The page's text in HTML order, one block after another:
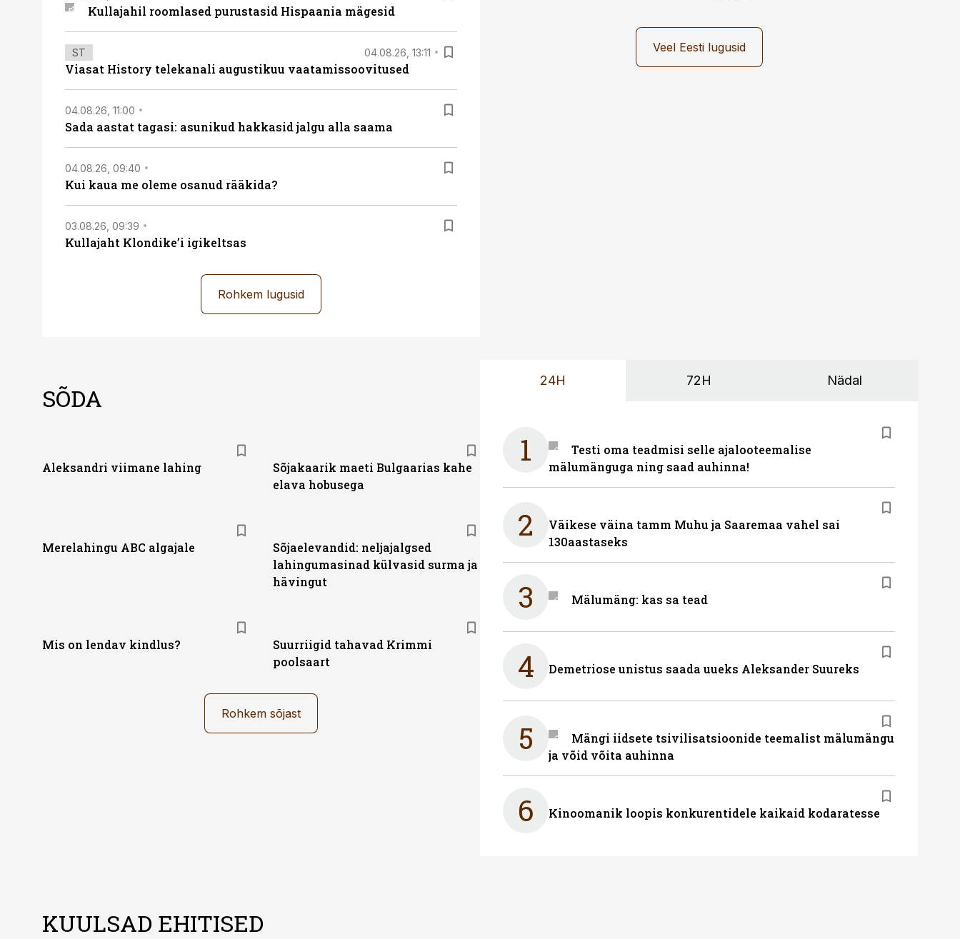
Kullajahil roomlased purustasid Hispaania mägesid
ST 04.08.26, 13:11
Viasat History telekanali augustikuu vaatamissoovitused
04.08.26, 11:00
Sada aastat tagasi: asunikud hakkasid jalgu alla saama
04.08.26, 09:40
Kui kaua me oleme osanud rääkida?
03.08.26, 09:39
Kullajaht Klondike’i igikeltsas
Rohkem lugusid
Veel Eesti lugusid
SÕDA
Aleksandri viimane lahing
Sõjakaarik maeti Bulgaarias kahe
elava hobusega
Merelahingu ABC algajale
Sõjaelevandid: neljajalgsed
lahingumasinad külvasid surma ja
hävingut
Mis on lendav kindlus?
Suurriigid tahavad Krimmi
poolsaart
Rohkem sõjast
24H 72H Nädal
1
Testi oma teadmisi selle ajalooteemalise
mälumänguga ning saad auhinna!
2
Väikese väina tamm Muhu ja Saaremaa vahel sai
130aastaseks
3 Mälumäng: kas sa tead
4 Demetriose unistus saada uueks Aleksander Suureks
5
Mängi iidsete tsivilisatsioonide teemalist mälumängu
ja võid võita auhinna
6 Kinoomanik loopis konkurentidele kaikaid kodaratesse
KUULSAD EHITISED